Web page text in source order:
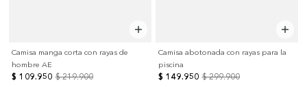
Camisa manga corta con rayas de
hombre AE
$ 109.950 $ 219.900
Camisa abotonada con rayas para la
piscina
$ 149.950 $ 299.900